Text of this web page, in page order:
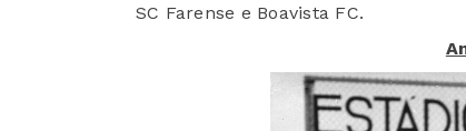
SC Farense e Boavista FC.